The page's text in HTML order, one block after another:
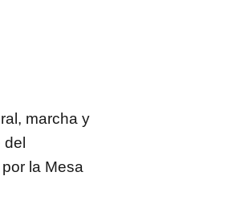
marcha y
la Mesa